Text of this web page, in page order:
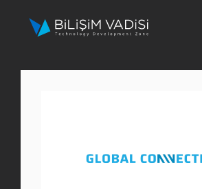
Hakkımızda
Programlar